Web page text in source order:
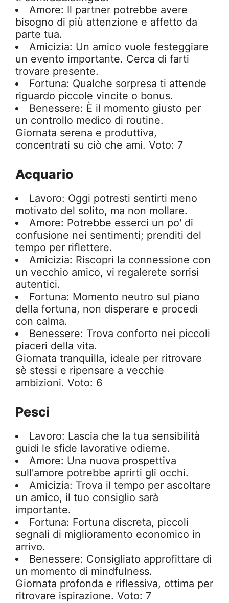
Amore: Il partner potrebbe avere
bisogno di più attenzione e affetto da
parte tua.
Amicizia: Un amico vuole festeggiare
un evento importante. Cerca di farti
trovare presente.
Fortuna: Qualche sorpresa ti attende
riguardo piccole vincite o bonus.
Benessere: È il momento giusto per
un controllo medico di routine.
Giornata serena e produttiva,
concentrati su ciò che ami. Voto: 7
Acquario
Lavoro: Oggi potresti sentirti meno
motivato del solito, ma non mollare.
Amore: Potrebbe esserci un po' di
confusione nei sentimenti; prenditi del
tempo per riflettere.
Amicizia: Riscopri la connessione con
un vecchio amico, vi regalerete sorrisi
autentici.
Fortuna: Momento neutro sul piano
della fortuna, non disperare e procedi
con calma.
Benessere: Trova conforto nei piccoli
piaceri della vita.
Giornata tranquilla, ideale per ritrovare
sè stessi e ripensare a vecchie
ambizioni. Voto: 6
Pesci
Lavoro: Lascia che la tua sensibilità
guidi le sfide lavorative odierne.
Amore: Una nuova prospettiva
sull'amore potrebbe aprirti gli occhi.
Amicizia: Trova il tempo per ascoltare
un amico, il tuo consiglio sarà
importante.
Fortuna: Fortuna discreta, piccoli
segnali di miglioramento economico in
arrivo.
Benessere: Consigliato approfittare di
un momento di mindfulness.
Giornata profonda e riflessiva, ottima per
ritrovare ispirazione. Voto: 7